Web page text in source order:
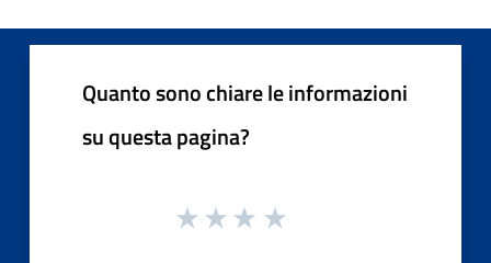
Quanto sono chiare le informazioni
su questa pagina?